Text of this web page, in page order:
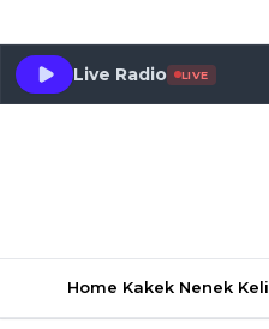
Live Radio LIVE
Home Kakek Nenek